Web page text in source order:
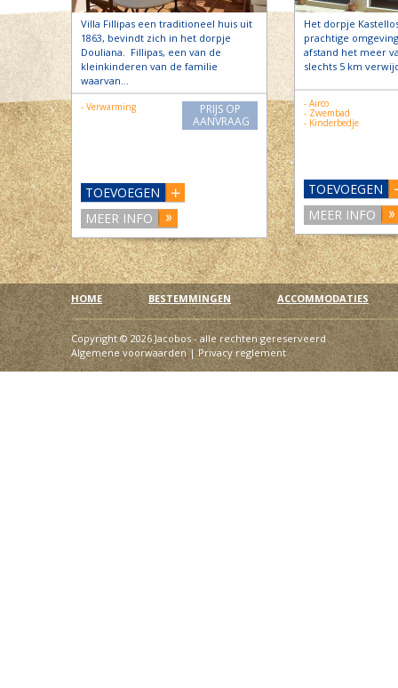
Villa Fillipas een traditioneel huis uit
1863, bevindt zich in het dorpje
Douliana. Fillipas, een van de
kleinkinderen van de familie
waarvan…
- Verwarming
PRIJS OP
AANVRAAG
TOEVOEGEN
MEER INFO
Het dorpje
prachtige
afstand het meer
slechts 5 km
- Airco
- Zwembad
- Kinderbedje
TOEVOEGEN
MEER INFO
HOME BESTEMMINGEN ACCOMMODATIES
Copyright © 2026 Jacobos - alle rechten gereserveerd
Algemene voorwaarden|Privacy reglement